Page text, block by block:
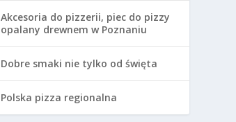
Akcesoria do pizzerii, piec do pizzy
opalany drewnem w Poznaniu
Dobre smaki nie tylko od święta
Polska pizza regionalna